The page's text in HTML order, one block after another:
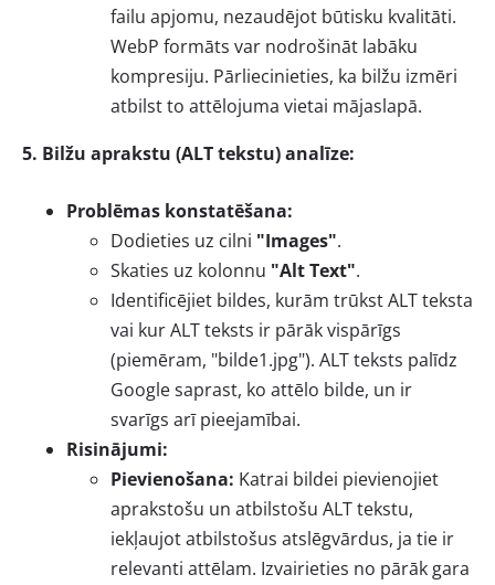
failu apjomu, nezaudējot būtisku kvalitāti.
WebP formāts var nodrošināt labāku
kompresiju. Pārliecinieties, ka bilžu izmēri
atbilst to attēlojuma vietai mājaslapā.
5. Bilžu aprakstu (ALT tekstu) analīze:
Problēmas konstatēšana:
Dodieties uz cilni "Images".
Skaties uz kolonnu "Alt Text".
Identificējiet bildes, kurām trūkst ALT teksta
vai kur ALT teksts ir pārāk vispārīgs
(piemēram, "bilde1.jpg"). ALT teksts palīdz
Google saprast, ko attēlo bilde, un ir
svarīgs arī pieejamībai.
Risinājumi:
Pievienošana: Katrai bildei pievienojiet
aprakstošu un atbilstošu ALT tekstu,
iekļaujot atbilstošus atslēgvārdus, ja tie ir
relevanti attēlam. Izvairieties no pārāk gara